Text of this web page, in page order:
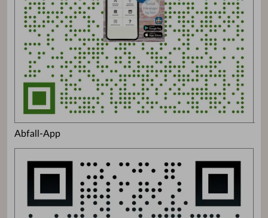
Abfall-App